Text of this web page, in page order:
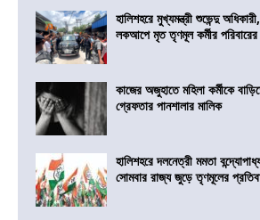
হালিশহরে মুখ্যমন্ত্রী শুভেন্দু
লকআপে মৃত তৃণমূল কর্মীর পরিবারের
কাজের অজুহাতে মহিলা কর্মীকে
গ্রেফতার পানশালার মালিক
হালিশহরে দলনেত্রী মমতা
সোমবার রাজ্য জুড়ে তৃণমূলের